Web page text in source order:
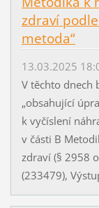
zdraví
metoda“
13.03.2025
V těchto dnech
„obsahující
k vyčíslení
v části B
zdraví (§ 2958
(233479),